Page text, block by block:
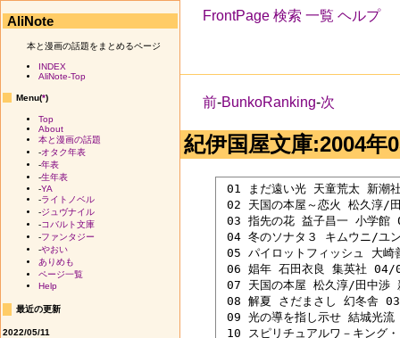
FrontPage 検索 一覧 ヘルプ
前-BunkoRanking-次
紀伊国屋文庫:2004年
01 まだ遠い光 天童荒太 新
02 天国の本屋～恋火 松久淳
03 指先の花 益子昌一 小学
04 冬のソナタ３ キムウニ/ユ
05 パイロットフィッシュ 大
06 娼年 石田衣良 集英社
07 天国の本屋 松久淳/田中
08 解夏 さだまさし 幻冬舎
09 光の導を指し示せ 結城光
10 スピリチュアルワ－キン
AliNote
本と漫画の話題をまとめるページ
INDEX
AliNote-Top
Menu(*)
Top
About
本と漫画の話題
-オタク年表
-年表
-生年表
-YA
-ライトノベル
-ジュヴナイル
-コバルト文庫
-ファンタジー
-やおい
ありめも
ページ一覧
Help
最近の更新
2022/05/11